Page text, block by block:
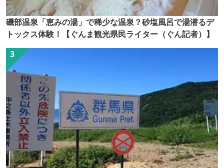
磯部温泉「恵みの湯」で稀少な温泉？砂塩風呂で湯潜るデ
トックス体験！【ぐんま観光県民ライター（ぐん記者）】